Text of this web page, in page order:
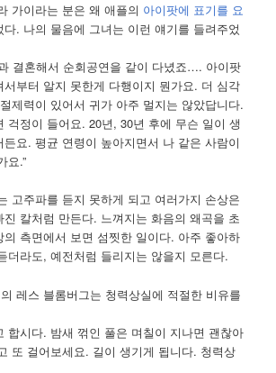
가이라는 분은 왜 애플의 아이팟에 표기를 요
다. 나의 물음에 그녀는 이런 얘기를 들려주었
결혼해서 순회공연을 같이 다녔죠…. 아이팟
서부터 알지 못한게 다행이지 뭔가요. 더 심각
제력이 있어서 귀가 아주 멀지는 않았답니다.
걱정이 들어요. 20년, 30년 후에 무슨 일이 생
요. 평균 연령이 높아지면서 나 같은 사람이
요.”
고주파를 듣지 못하게 되고 여러가지 손상은
진 칼처럼 만든다. 느껴지는 화음의 왜곡을 초
측면에서 보면 섬찟한 일이다. 아주 좋아하
더라도, 예전처럼 들리지는 않을지 모른다.
의 레스 블롬버그는 청력상실에 적절한 비유를
합시다. 밤새 꺾인 풀은 며칠이 지나면 괜찮아
또 걸어보세요. 길이 생기게 됩니다. 청력상